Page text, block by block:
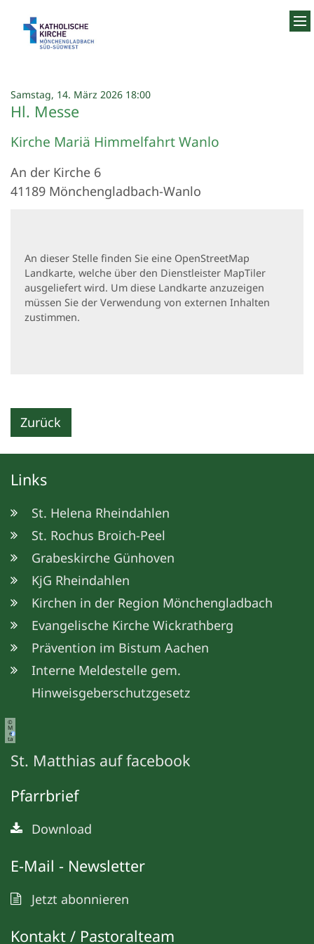
Samstag, 14. März 2026 18:00:
Hl. Messe
Kirche Mariä Himmelfahrt Wanlo
An der Kirche 6
41189 Mönchengladbach-Wanlo
An dieser Stelle finden Sie eine OpenStreetMap
Landkarte, welche über den Dienstleister MapTiler
ausgeliefert wird. Um diese Landkarte anzuzeigen
müssen Sie der Verwendung von externen Inhalten
zustimmen.
Zurück
Links
St. Helena Rheindahlen
St. Rochus Broich-Peel
Grabeskirche Günhoven
KjG Rheindahlen
Kirchen in der Region Mönchengladbach
Evangelische Kirche Wickrathberg
Prävention im Bistum Aachen
Interne Meldestelle gem.
Hinweisgeberschutzgesetz
©
M
e
ta
St. Matthias auf facebook
Pfarrbrief
Download
E-Mail - Newsletter
Jetzt abonnieren
Kontakt / Pastoralteam